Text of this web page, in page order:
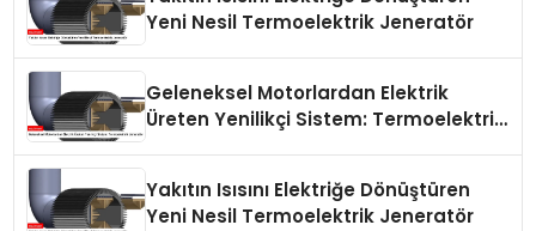
Yeni Nesil Termoelektrik Jeneratör
Geleneksel Motorlardan Elektrik
Üreten Yenilikçi Sistem: Termoelektrik
Yakıtın Isısını Elektriğe Dönüştüren
Yeni Nesil Termoelektrik Jeneratör